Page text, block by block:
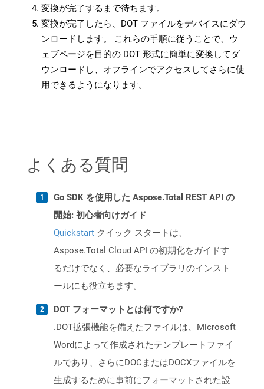
変換が完了するまで待ちます。
変換が完了したら、DOT ファイルをデバイスにダウ
ンロードします。 これらの手順に従うことで、ウ
ェブページを目的の DOT 形式に簡単に変換してダ
ウンロードし、オフラインでアクセスしてさらに使
用できるようになります。
よくある質問
Go SDK を使用した Aspose.Total REST API の
開始: 初心者向けガイド
Quickstart クイック スタートは、
Aspose.Total Cloud API の初期化をガイドす
るだけでなく、必要なライブラリのインスト
ールにも役立ちます。
DOT フォーマットとは何ですか?
.DOT拡張機能を備えたファイルは、Microsoft
Wordによって作成されたテンプレートファイ
ルであり、さらにDOCまたはDOCXファイルを
生成するために事前にフォーマットされた設